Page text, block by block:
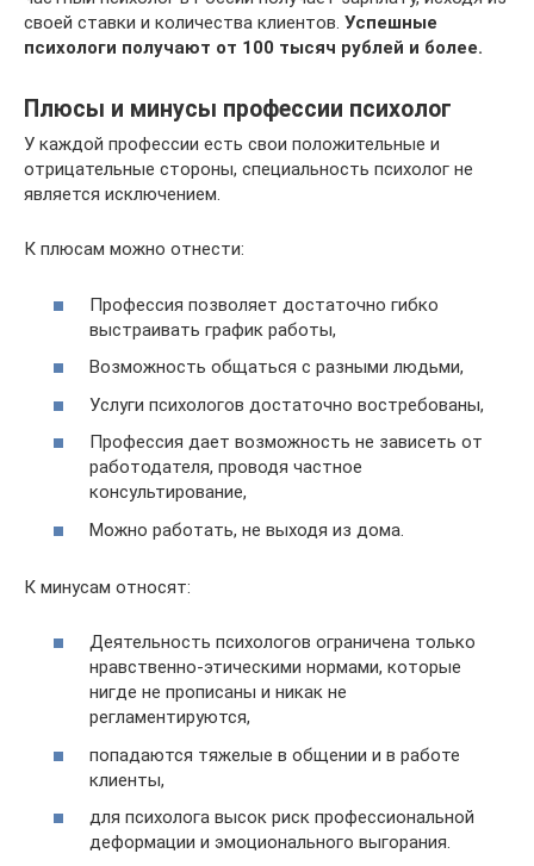
своей ставки и количества клиентов. Успешные
психологи получают от 100 тысяч рублей и более.
Плюсы и минусы профессии психолог
У каждой профессии есть свои положительные и
отрицательные стороны, специальность психолог не
является исключением.
К плюсам можно отнести:
Профессия позволяет достаточно гибко
выстраивать график работы,
Возможность общаться с разными людьми,
Услуги психологов достаточно востребованы,
Профессия дает возможность не зависеть от
работодателя, проводя частное
консультирование,
Можно работать, не выходя из дома.
К минусам относят:
Деятельность психологов ограничена только
нравственно-этическими нормами, которые
нигде не прописаны и никак не
регламентируются,
попадаются тяжелые в общении и в работе
клиенты,
для психолога высок риск профессиональной
деформации и эмоционального выгорания.